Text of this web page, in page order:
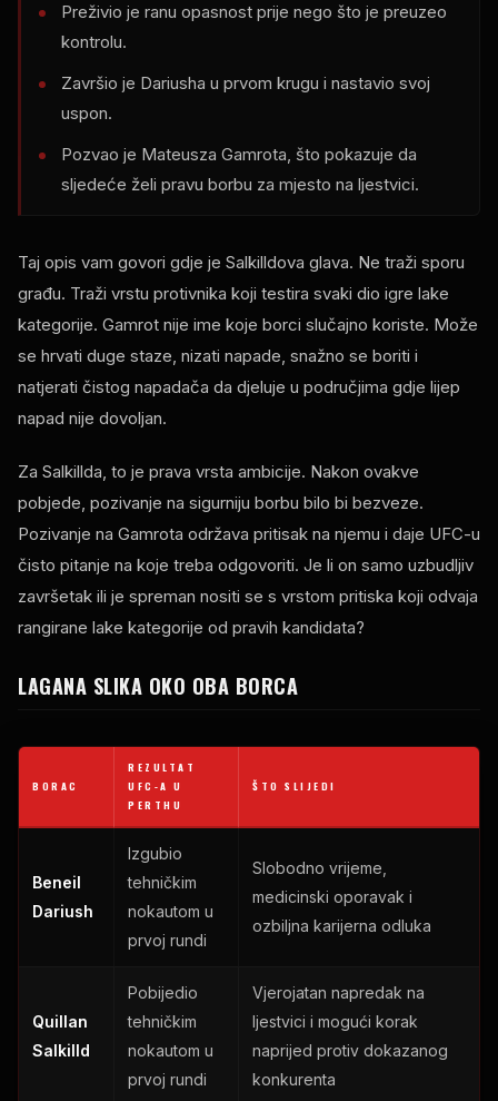
Preživio je ranu opasnost prije nego što je preuzeo
kontrolu.
Završio je Dariusha u prvom krugu i nastavio svoj
uspon.
Pozvao je Mateusza Gamrota, što pokazuje da
sljedeće želi pravu borbu za mjesto na ljestvici.
Taj opis vam govori gdje je Salkilldova glava. Ne traži sporu
građu. Traži vrstu protivnika koji testira svaki dio igre lake
kategorije. Gamrot nije ime koje borci slučajno koriste. Može
se hrvati duge staze, nizati napade, snažno se boriti i
natjerati čistog napadača da djeluje u područjima gdje lijep
napad nije dovoljan.
Za Salkillda, to je prava vrsta ambicije. Nakon ovakve
pobjede, pozivanje na sigurniju borbu bilo bi bezveze.
Pozivanje na Gamrota održava pritisak na njemu i daje UFC-u
čisto pitanje na koje treba odgovoriti. Je li on samo uzbudljiv
završetak ili je spreman nositi se s vrstom pritiska koji odvaja
rangirane lake kategorije od pravih kandidata?
LAGANA SLIKA OKO OBA BORCA
BORAC
REZULTAT
UFC-A U
PERTHU
ŠTO SLIJEDI
Beneil
Dariush
Izgubio
tehničkim
nokautom u
prvoj rundi
Slobodno vrijeme,
medicinski oporavak i
ozbiljna karijerna odluka
Quillan
Salkilld
Pobijedio
tehničkim
nokautom u
prvoj rundi
Vjerojatan napredak na
ljestvici i mogući korak
naprijed protiv dokazanog
konkurenta